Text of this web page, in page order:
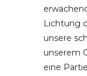
Lichtung
unsere
unserem
eine